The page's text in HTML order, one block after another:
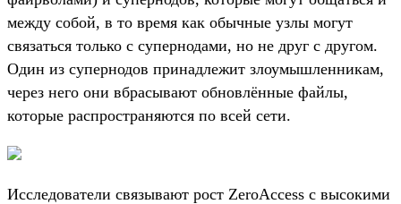
между собой, в то время как обычные узлы могут
связаться только с супернодами, но не друг с другом.
Один из супернодов принадлежит злоумышленникам,
через него они вбрасывают обновлённые файлы,
которые распространяются по всей сети.
Исследователи связывают рост ZeroAccess с высокими